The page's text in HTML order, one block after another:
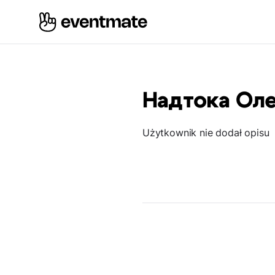
Надтока
Użytkownik nie dodał opisu